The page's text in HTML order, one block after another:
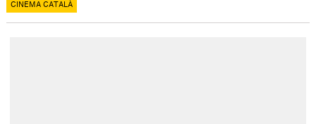
CINEMA CATALÀ